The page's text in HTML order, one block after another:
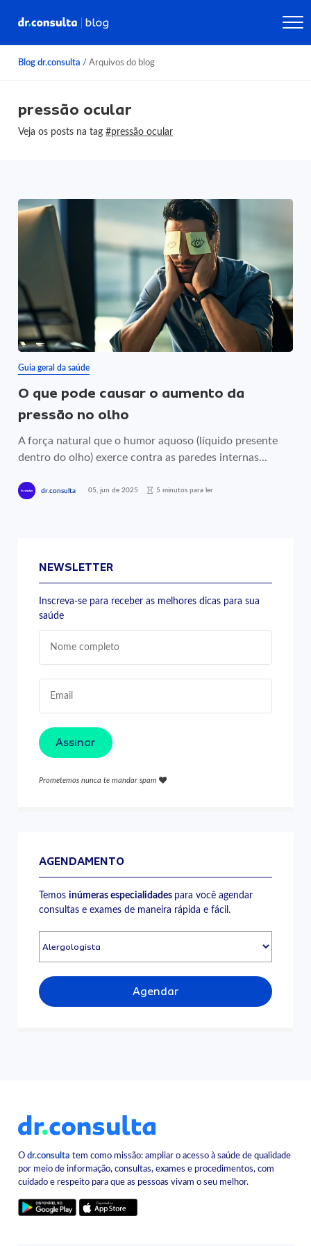
Blog dr.consulta / Arquivos do blog
pressão ocular
Veja os posts na tag#pressão ocular
Guia geral da saúde
O que pode causar o aumento da
pressão no olho
A força natural que o humor aquoso (líquido presente
dentro do olho) exerce contra as paredes internas...
dr.consulta 05, jun de 2025 5 minutos para ler
NEWSLETTER
Inscreva-se para receber as melhores dicas para sua
saúde
Assinar
Prometemos nunca te mandar spam
AGENDAMENTO
Temosinúmeras especialidades para você agendar
consultas e exames de maneira rápida e fácil.
Agendar
Odr.consulta tem como missão: ampliar o acesso à saúde de qualidade
por meio de informação, consultas, exames e procedimentos, com
cuidado e respeito para que as pessoas vivam o seu melhor.